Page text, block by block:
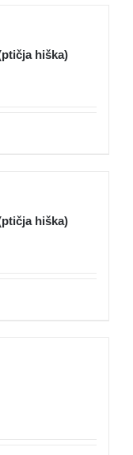
hiška)
hiška)